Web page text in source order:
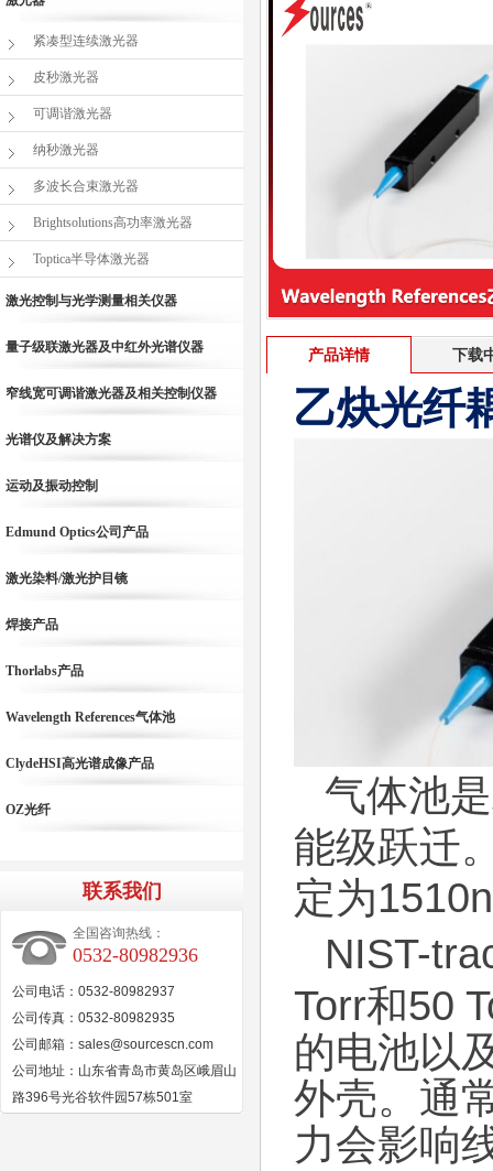
产品详情 下载
乙炔光纤
气体池
能级跃迁
定为
NIST-
Torr和50
的电池以
外壳。通
力会影响
紧凑型连续激光器
皮秒激光器
可调谐激光器
纳秒激光器
多波长合束激光器
Brightsolutions高功率激光器
Toptica半导体激光器
激光控制与光学测量相关仪器
量子级联激光器及中红外光谱仪器
窄线宽可调谐激光器及相关控制仪器
光谱仪及解决方案
运动及振动控制
Edmund Optics公司产品
激光染料/激光护目镜
焊接产品
Thorlabs产品
Wavelength References气体池
ClydeHSI高光谱成像产品
OZ光纤
联系我们
全国咨询热线：
0532-80982936
公司电话：0532-80982937
公司传真：0532-80982935
公司邮箱：sales@sourcescn.com
公司地址：山东省青岛市黄岛区峨眉山
路396号光谷软件园57栋501室